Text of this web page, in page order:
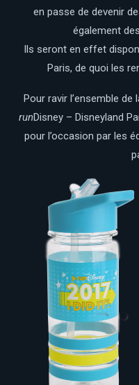
en passe de devenir
également
Ils seront en effet
Paris, de quoi les
Pour ravir l’ensemble
runDisney – Disneyland
pour l’occasion par les